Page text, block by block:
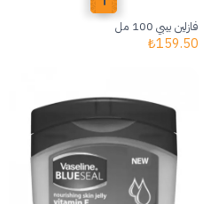
فازلين بيبي 100 مل
159.50
₺